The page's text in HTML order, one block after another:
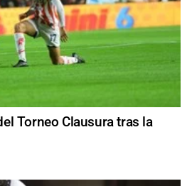
Torneo Clausura tras la